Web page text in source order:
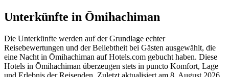
Unterkünfte in Ōmihachiman
Die Unterkünfte werden auf der Grundlage echter
Reisebewertungen und der Beliebtheit bei Gästen ausgewählt, die
eine Nacht in Ōmihachiman auf Hotels.com gebucht haben. Diese
Hotels in Ōmihachiman überzeugen stets in puncto Komfort, Lage
und Erlebnis der Reisenden. Zuletzt aktualisiert am 8. August 2026.